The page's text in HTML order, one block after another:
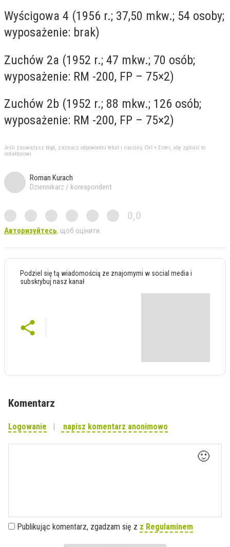
Wyścigowa 4 (1956 r.; 37,50 mkw.; 54 osoby;
wyposażenie: brak)
Zuchów 2a (1952 r.; 47 mkw.; 70 osób;
wyposażenie: RM -200, FP – 75×2)
Zuchów 2b (1952 r.; 88 mkw.; 126 osób;
wyposażenie: RM -200, FP – 75×2)
Jeśli zauważysz błąd, zaznacz odpowiedni tekst i naciśnij Ctrl + Enter, aby zgłosić to
redaktorowi
Roman Kurach
Dziennikarz / korespondent
0,0
Авторизуйтесь, щоб оцінити
Podziel się tą wiadomością ze znajomymi w social media i
subskrybuj nasz kanał
Komentarz
Logowanie napisz komentarz anonimowo
🙂
Publikując komentarz, zgadzam się z z Regulaminem